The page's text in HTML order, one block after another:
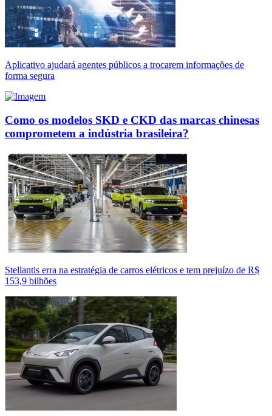
Aplicativo ajudará agentes públicos a trocarem informações de
forma segura
Como os modelos SKD e CKD das marcas chinesas
comprometem a indústria brasileira?
Stellantis erra na estratégia de carros elétricos e tem prejuízo de R$
153,9 bilhões